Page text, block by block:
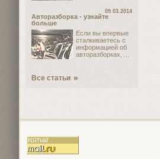
09.03.2014
Авторазборка - узнайте
больше
Если вы впервые
сталкиваетесь с
информацией об
авторазборках, ...
Все статьи